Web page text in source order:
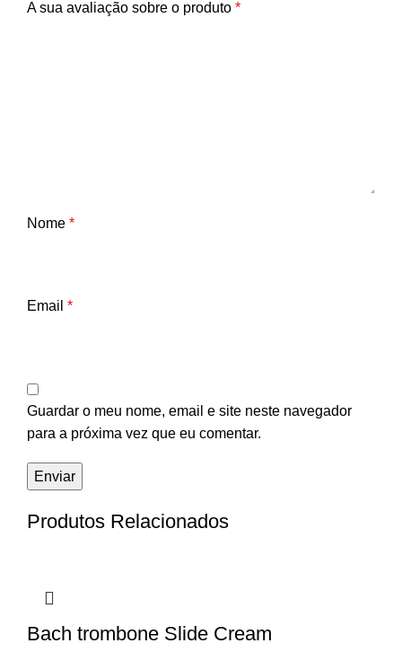
A sua avaliação sobre o produto *
Nome *
Email *
Guardar o meu nome, email e site neste navegador
para a próxima vez que eu comentar.
Produtos Relacionados
Bach trombone Slide Cream